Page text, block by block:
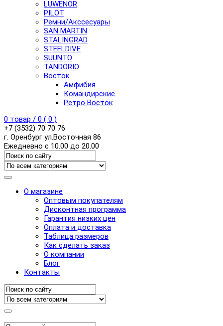
LUWENOR
PILOT
Pемни/Акссесуары
SAN MARTIN
STALINGRAD
STEELDIVE
SUUNTO
TANDORIO
Восток
Амфибия
Командирские
Ретро Восток
0 товар / 0 ( 0 )
+7 (3532) 70 70 76
г. Оренбург ул.Восточная 86
Ежедневно с 10.00 до 20.00
О магазине
Оптовым покупателям
Дисконтная программа
Гарантия низких цен
Оплата и доставка
Таблица размеров
Как сделать заказ
О компании
Блог
Контакты